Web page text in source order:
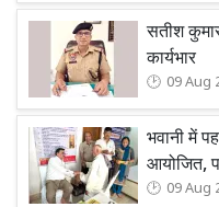
सतीश
कार्यभार
09 Aug
भवानी में
आयोजित,
09 Aug